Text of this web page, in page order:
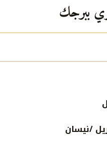
ببرجك
/نيسان